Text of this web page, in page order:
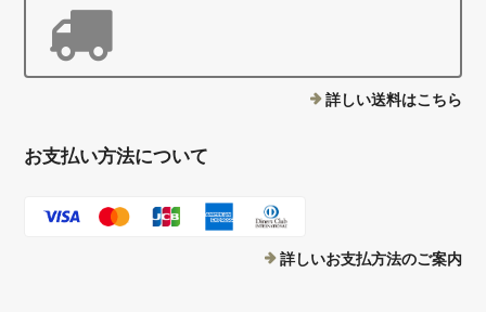
詳しい送料はこちら
お支払い方法について
詳しいお支払方法のご案内